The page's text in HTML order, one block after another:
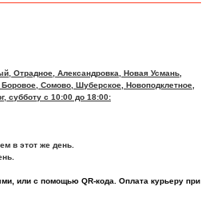
Отрадное, Александровка, Новая Усмань,
Сомово, Шуберское, Новоподклетное,
субботу с 10:00 до 18:00:
в этот же день.
или с помощью QR-кода. Оплата курьеру при